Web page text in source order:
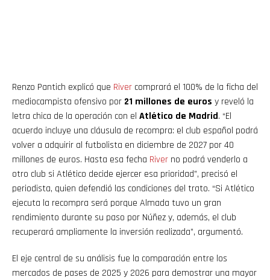
Renzo Pantich explicó que River comprará el 100% de la ficha del
mediocampista ofensivo por 21 millones de euros y reveló la
letra chica de la operación con el Atlético de Madrid. “El
acuerdo incluye una cláusula de recompra: el club español podrá
volver a adquirir al futbolista en diciembre de 2027 por 40
millones de euros. Hasta esa fecha River no podrá venderlo a
otro club si Atlético decide ejercer esa prioridad”, precisó el
periodista, quien defendió las condiciones del trato. “Si Atlético
ejecuta la recompra será porque Almada tuvo un gran
rendimiento durante su paso por Núñez y, además, el club
recuperará ampliamente la inversión realizada”, argumentó.
El eje central de su análisis fue la comparación entre los
mercados de pases de 2025 y 2026 para demostrar una mayor